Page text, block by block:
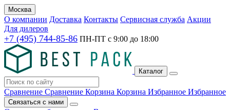
Москва
О компании Доставка Контакты Сервисная служба Акции
Для дилеров
+7 (495) 744-85-86 ПН-ПТ с 9:00 до 18:00
Каталог
Сравнение Сравнение Корзина Корзина Избранное Избранное
Связаться с нами